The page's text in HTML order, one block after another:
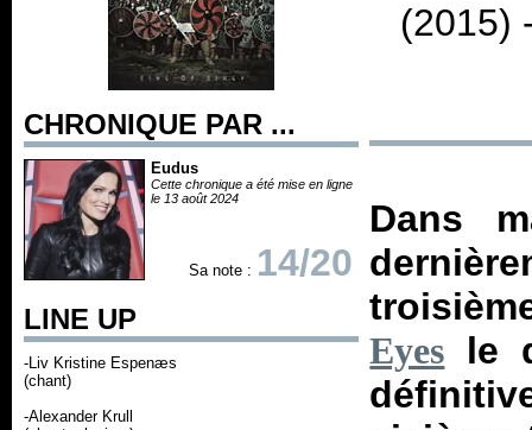
CHRONIQUE PAR ...
Eudus
Cette chronique a été mise en ligne
le 13 août 2024
Sa note : 14/20
LINE UP
-Liv Kristine Espenæs
(chant)
-Alexander Krull
(2015)
Dans
Eyes le